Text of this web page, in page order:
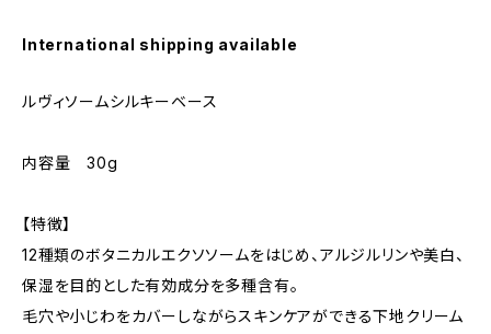
International shipping available
ルヴィソームシルキーベース
内容量 30g
【特徴】
12種類のボタニカルエクソソームをはじめ、アルジルリンや美白、
保湿を目的とした有効成分を多種含有。
毛穴や小じわをカバーしながらスキンケアができる下地クリーム